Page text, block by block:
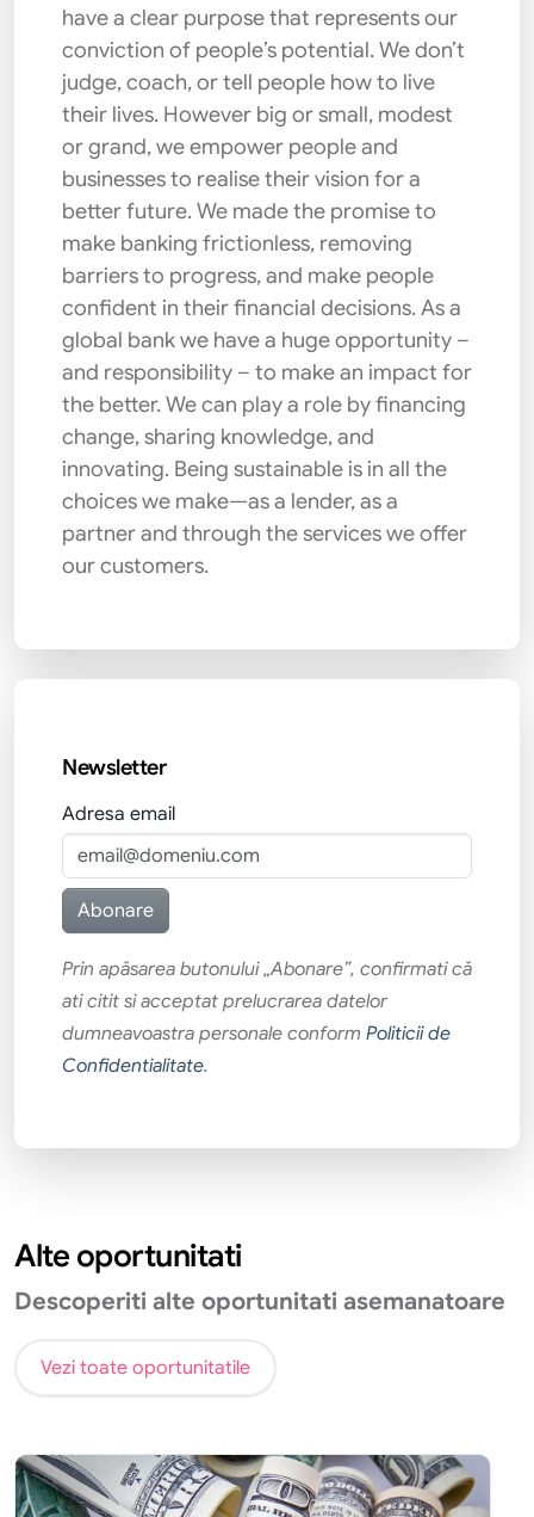
have a clear purpose that represents our
conviction of people’s potential. We don’t
judge, coach, or tell people how to live
their lives. However big or small, modest
or grand, we empower people and
businesses to realise their vision for a
better future. We made the promise to
make banking frictionless, removing
barriers to progress, and make people
confident in their financial decisions. As a
global bank we have a huge opportunity –
and responsibility – to make an impact for
the better. We can play a role by financing
change, sharing knowledge, and
innovating. Being sustainable is in all the
choices we make—as a lender, as a
partner and through the services we offer
our customers.
Newsletter
Adresa email
Prin apăsarea butonului „Abonare”, confirmati că
ati citit si acceptat prelucrarea datelor
dumneavoastra personale conform Politicii de
Confidentialitate.
Alte oportunitati
Descoperiti alte oportunitati asemanatoare
Vezi toate oportunitatile